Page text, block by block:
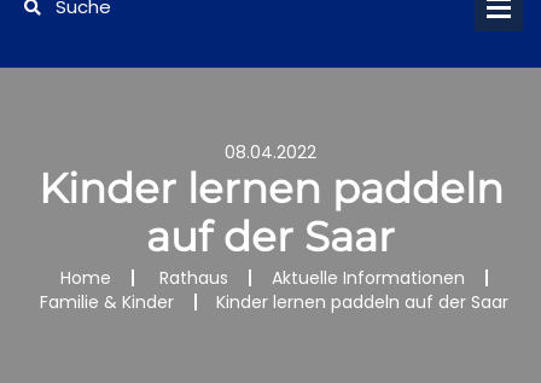
08.04.2022
Kinder lernen paddeln
auf der Saar
Home Rathaus
Aktuelle Informationen
Familie & Kinder
Kinder lernen paddeln auf der Saar